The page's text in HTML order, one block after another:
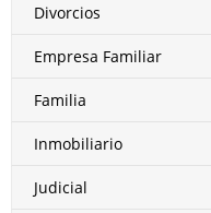
Divorcios
Empresa Familiar
Familia
Inmobiliario
Judicial